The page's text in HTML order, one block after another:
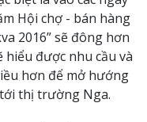
Hội chợ - bán hàng
2016” sẽ đông hơn
hiểu được nhu cầu và
hơn để mở hướng
thị trường Nga.